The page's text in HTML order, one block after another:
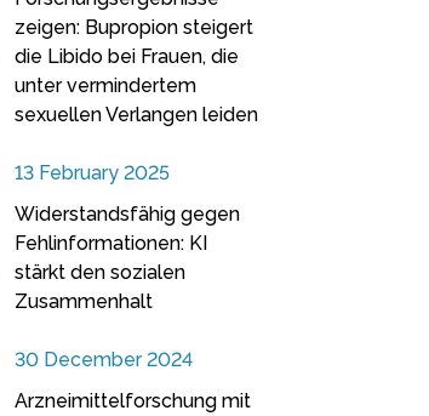
zeigen: Bupropion steigert
die Libido bei Frauen, die
unter vermindertem
sexuellen Verlangen leiden
13 February 2025
Widerstandsfähig gegen
Fehlinformationen: KI
stärkt den sozialen
Zusammenhalt
30 December 2024
Arzneimittelforschung mit